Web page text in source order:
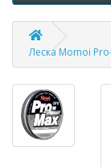
Леска Momoi